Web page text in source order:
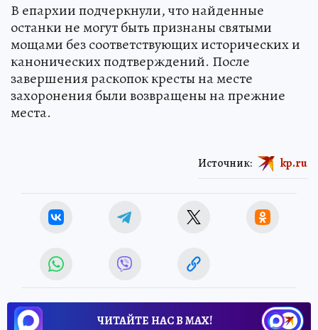
В епархии подчеркнули, что найденные
останки не могут быть признаны святыми
мощами без соответствующих исторических и
канонических подтверждений. После
завершения раскопок кресты на месте
захоронения были возвращены на прежние
места.
Источник: kp.ru
ЧИТАЙТЕ НАС В МАХ!